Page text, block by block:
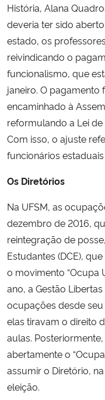
História, Alana
deveria ter sido
estado, os
reivindicando o
funcionalismo, que
janeiro. O
encaminhado à
reformulando a Lei de
Com isso, o ajuste
funcionários
Os Diretórios
Na UFSM, as
dezembro de 2016,
reintegração de
Estudantes (DCE),
o movimento “Ocupa
ano, a Gestão
ocupações desde
elas tiravam o direito
aulas.
abertamente o
assumir o Diretório,
eleição.